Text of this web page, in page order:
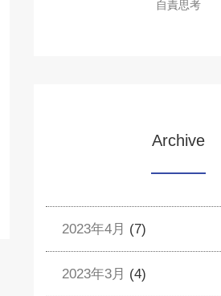
自責思考
Archive
2023年4月 (7)
2023年3月 (4)